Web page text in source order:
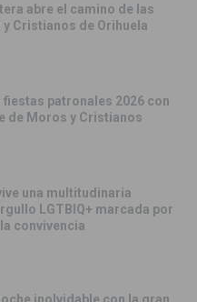
abre el camino de las
Cristianos de Orihuela
patronales 2026 con
de Moros y Cristianos
una multitudinaria
LGTBIQ+ marcada por
convivencia
inolvidable con la gran